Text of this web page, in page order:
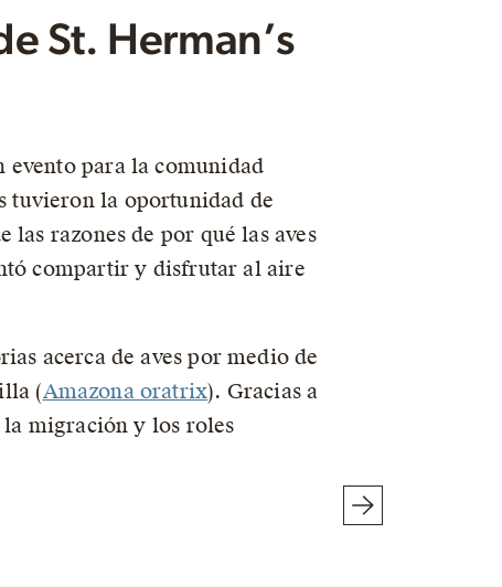
St. Herman’s
evento para la comunidad
tuvieron la oportunidad de
las razones de por qué las aves
compartir y disfrutar al aire
acerca de aves por medio de
(Amazona oratrix). Gracias a
la migración y los roles